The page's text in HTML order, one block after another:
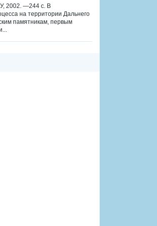
2002. —244 с. В
на территории Дальнего
памятникам, первым